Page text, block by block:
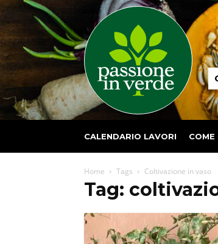
in
CALENDARIO LAVORI COME
Home Tags Coltivazione in vaso
Tag: